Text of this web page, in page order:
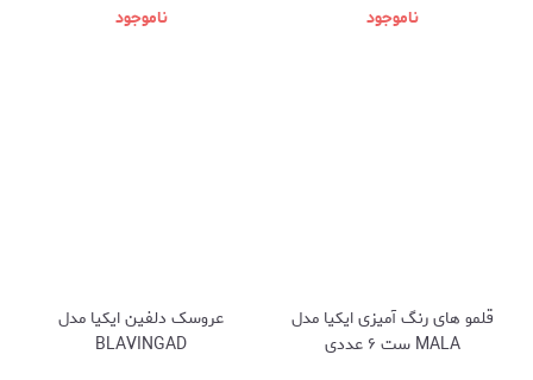
ناموجود ناموجود
قلمو های رنگ آمیزی ایکیا مدل
MALA ست ۶ عددی
عروسک دلفین ایکیا مدل
BLAVINGAD